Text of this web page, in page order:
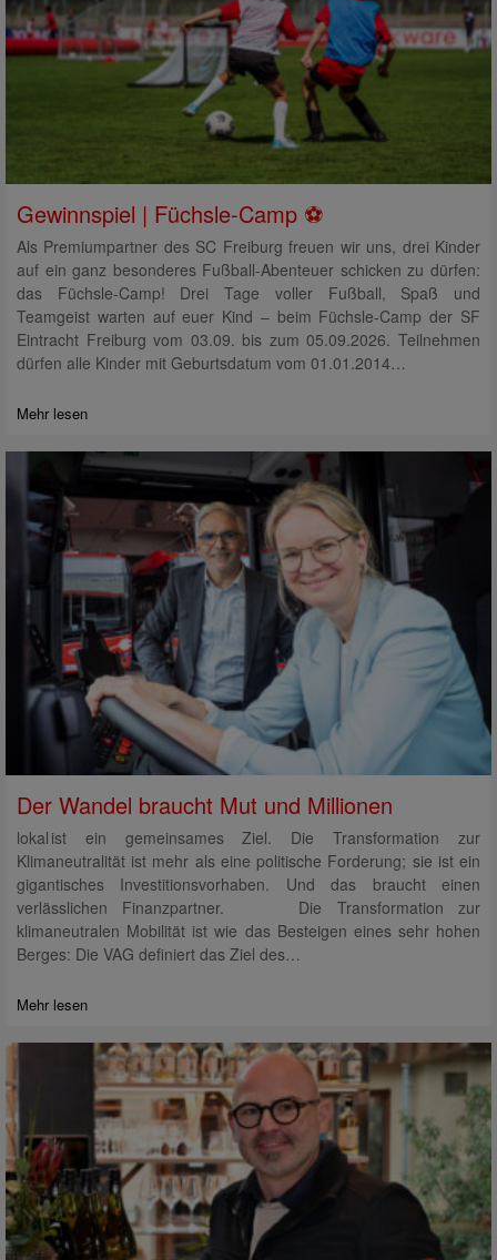
Gewinnspiel | Füchsle-Camp ⚽
Als Premiumpartner des SC Freiburg freuen wir uns, drei Kinder
auf ein ganz besonderes Fußball-Abenteuer schicken zu dürfen:
das Füchsle-Camp! Drei Tage voller Fußball, Spaß und
Teamgeist warten auf euer Kind – beim Füchsle-Camp der SF
Eintracht Freiburg vom 03.09. bis zum 05.09.2026. Teilnehmen
dürfen alle Kinder mit Geburtsdatum vom 01.01.2014…
Mehr lesen
Der Wandel braucht Mut und Millionen
lokal ist ein gemeinsames Ziel. Die Transformation zur
Klimaneutralität ist mehr als eine politische Forderung; sie ist ein
gigantisches Investitionsvorhaben. Und das braucht einen
verlässlichen Finanzpartner. Die Transformation zur
klimaneutralen Mobilität ist wie das Besteigen eines sehr hohen
Berges: Die VAG definiert das Ziel des…
Mehr lesen